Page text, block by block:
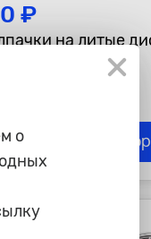
₽
на литые
В
о